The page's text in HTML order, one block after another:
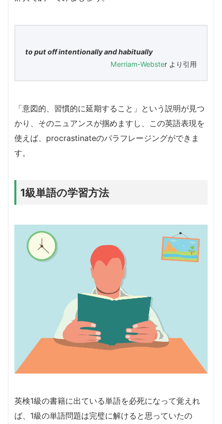
to put off intentionally and habitually
Merriam-Webster より引用
「意図的、習慣的に延期すること」という説明が見つ
かり、そのニュアンスが掴めますし、この英語表現を
使えば、procrastinateのパラフレージングができま
す。
1級単語の学習方法
英検1級の書籍に出ている単語を必死になって覚えれ
ば、1級の単語問題は完璧に解けると思っていたの